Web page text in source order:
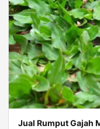
Jual Rumput Gajah